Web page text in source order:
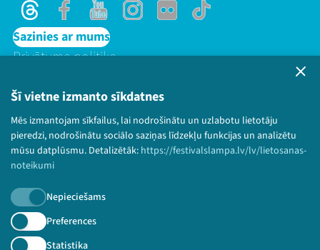
Šī vietne izmanto sīkdatnes
Mēs izmantojam sīkfailus, lai nodrošinātu un uzlabotu lietotāju
pieredzi, nodrošinātu sociālo saziņas līdzekļu funkcijas un analizētu
mūsu datplūsmu. Detalizētāk: https://festivalslampa.lv/lv/lietosanas-
noteikumi
Nepieciešams
Preferences
Statistika
ThreadsFacebookYoutubeInstagram
Flick TikTok
Sazinies ar mums
Privātuma politika
Bērnu aizsardzības politika
© 2026 Sarunu festivāls LAMPA Visas tiesības
paturētas.
Piesakies jaunumiem!
Nepalaid garām aktuālāko informāciju!